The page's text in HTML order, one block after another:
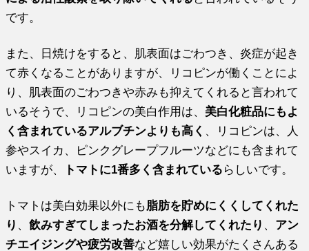
です。
また、日焼けをすると、肌表面はごわつき、炎症が起き
て赤くなることがありますが、リコピンが働くことによ
り、肌表面のごわつきや赤みも抑えてくれると言われて
いるそうで、リコピンの美白作用は、 美白化粧品にもよ
く含まれているアルブチンよりも高く 、リコピンは、人
参やスイカ、ピンクグレープフルーツなどにも含まれて
いますが、
トマトに1番多く含まれている らしいです。
トマトは美白効果以外にも脂肪を貯めにくくしてくれた
り 、飲みすぎてしまったお酒を分解してくれたり 、 アン
チエイジングや疲労改善など嬉しい効果がたくさんある